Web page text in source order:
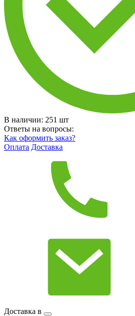
В наличии: 251 шт
Ответы на вопросы:
Как оформить заказ?
Оплата Доставка
Доставка в